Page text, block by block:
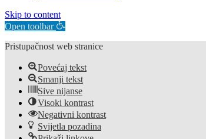
Skip to content
Open toolbar
Pristupačnost web stranice
Povećaj tekst
Smanji tekst
Sive nijanse
Visoki kontrast
Negativni kontrast
Svijetla pozadina